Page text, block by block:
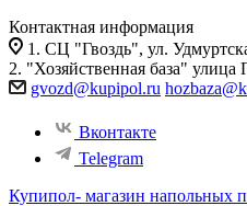
Контактная информация
1. СЦ "Гвоздь", ул.
2. "Хозяйственная база" улица
gvozd@kupipol.ru
Вконтакте
Telegram
Купипол- магазин напольных